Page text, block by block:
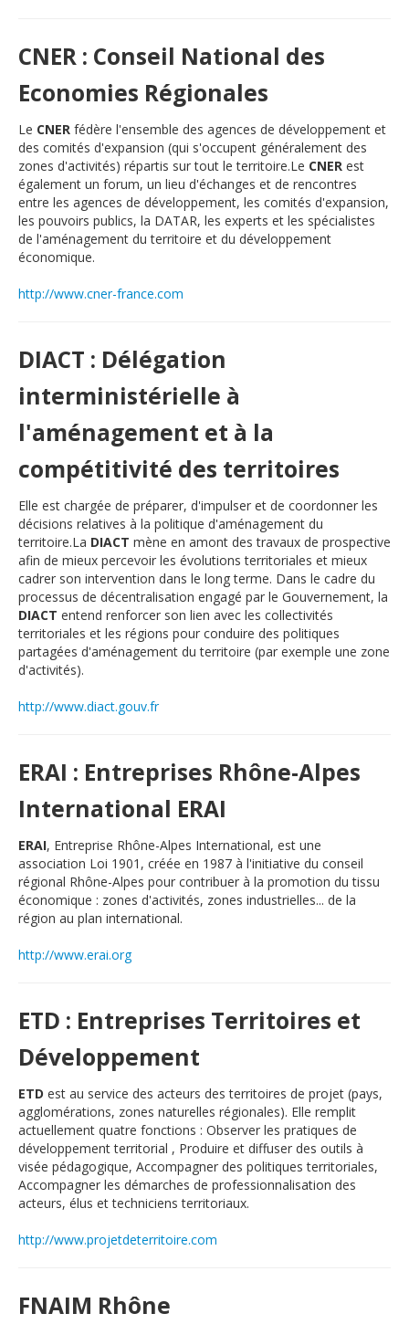
CNER : Conseil National des
Economies Régionales
Le CNER fédère l'ensemble des agences de développement et
des comités d'expansion (qui s'occupent généralement des
zones d'activités) répartis sur tout le territoire.Le CNER est
également un forum, un lieu d'échanges et de rencontres
entre les agences de développement, les comités d'expansion,
les pouvoirs publics, la DATAR, les experts et les spécialistes
de l'aménagement du territoire et du développement
économique.
http://www.cner-france.com
DIACT : Délégation
interministérielle à
l'aménagement et à la
compétitivité des territoires
Elle est chargée de préparer, d'impulser et de coordonner les
décisions relatives à la politique d'aménagement du
territoire.La DIACT mène en amont des travaux de prospective
afin de mieux percevoir les évolutions territoriales et mieux
cadrer son intervention dans le long terme. Dans le cadre du
processus de décentralisation engagé par le Gouvernement, la
DIACT entend renforcer son lien avec les collectivités
territoriales et les régions pour conduire des politiques
partagées d'aménagement du territoire (par exemple une zone
d'activités).
http://www.diact.gouv.fr
ERAI : Entreprises Rhône-Alpes
International ERAI
ERAI, Entreprise Rhône-Alpes International, est une
association Loi 1901, créée en 1987 à l'initiative du conseil
régional Rhône-Alpes pour contribuer à la promotion du tissu
économique : zones d'activités, zones industrielles... de la
région au plan international.
http://www.erai.org
ETD : Entreprises Territoires et
Développement
ETD est au service des acteurs des territoires de projet (pays,
agglomérations, zones naturelles régionales). Elle remplit
actuellement quatre fonctions : Observer les pratiques de
développement territorial , Produire et diffuser des outils à
visée pédagogique, Accompagner des politiques territoriales,
Accompagner les démarches de professionnalisation des
acteurs, élus et techniciens territoriaux.
http://www.projetdeterritoire.com
FNAIM Rhône